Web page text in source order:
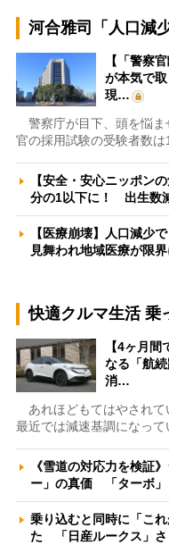
河合雅司「人口減
【「警察
が本気で
現…
警察庁が目下、頭を悩ま
官の採用試験の受験者数
【安全・安心ニッポン
分の1以下に！ 出生数
【医療崩壊】人口減少
見舞われ地域医療が限
快適クルマ生活 乗
【4ヶ月
なる「航
消…
あれほどもてはやされて
最近では減速基調になっ
《雪道の対応力を検証
ー」の真価 「ターボ
乗り込むと同時に「こ
た 「日産ルークス」